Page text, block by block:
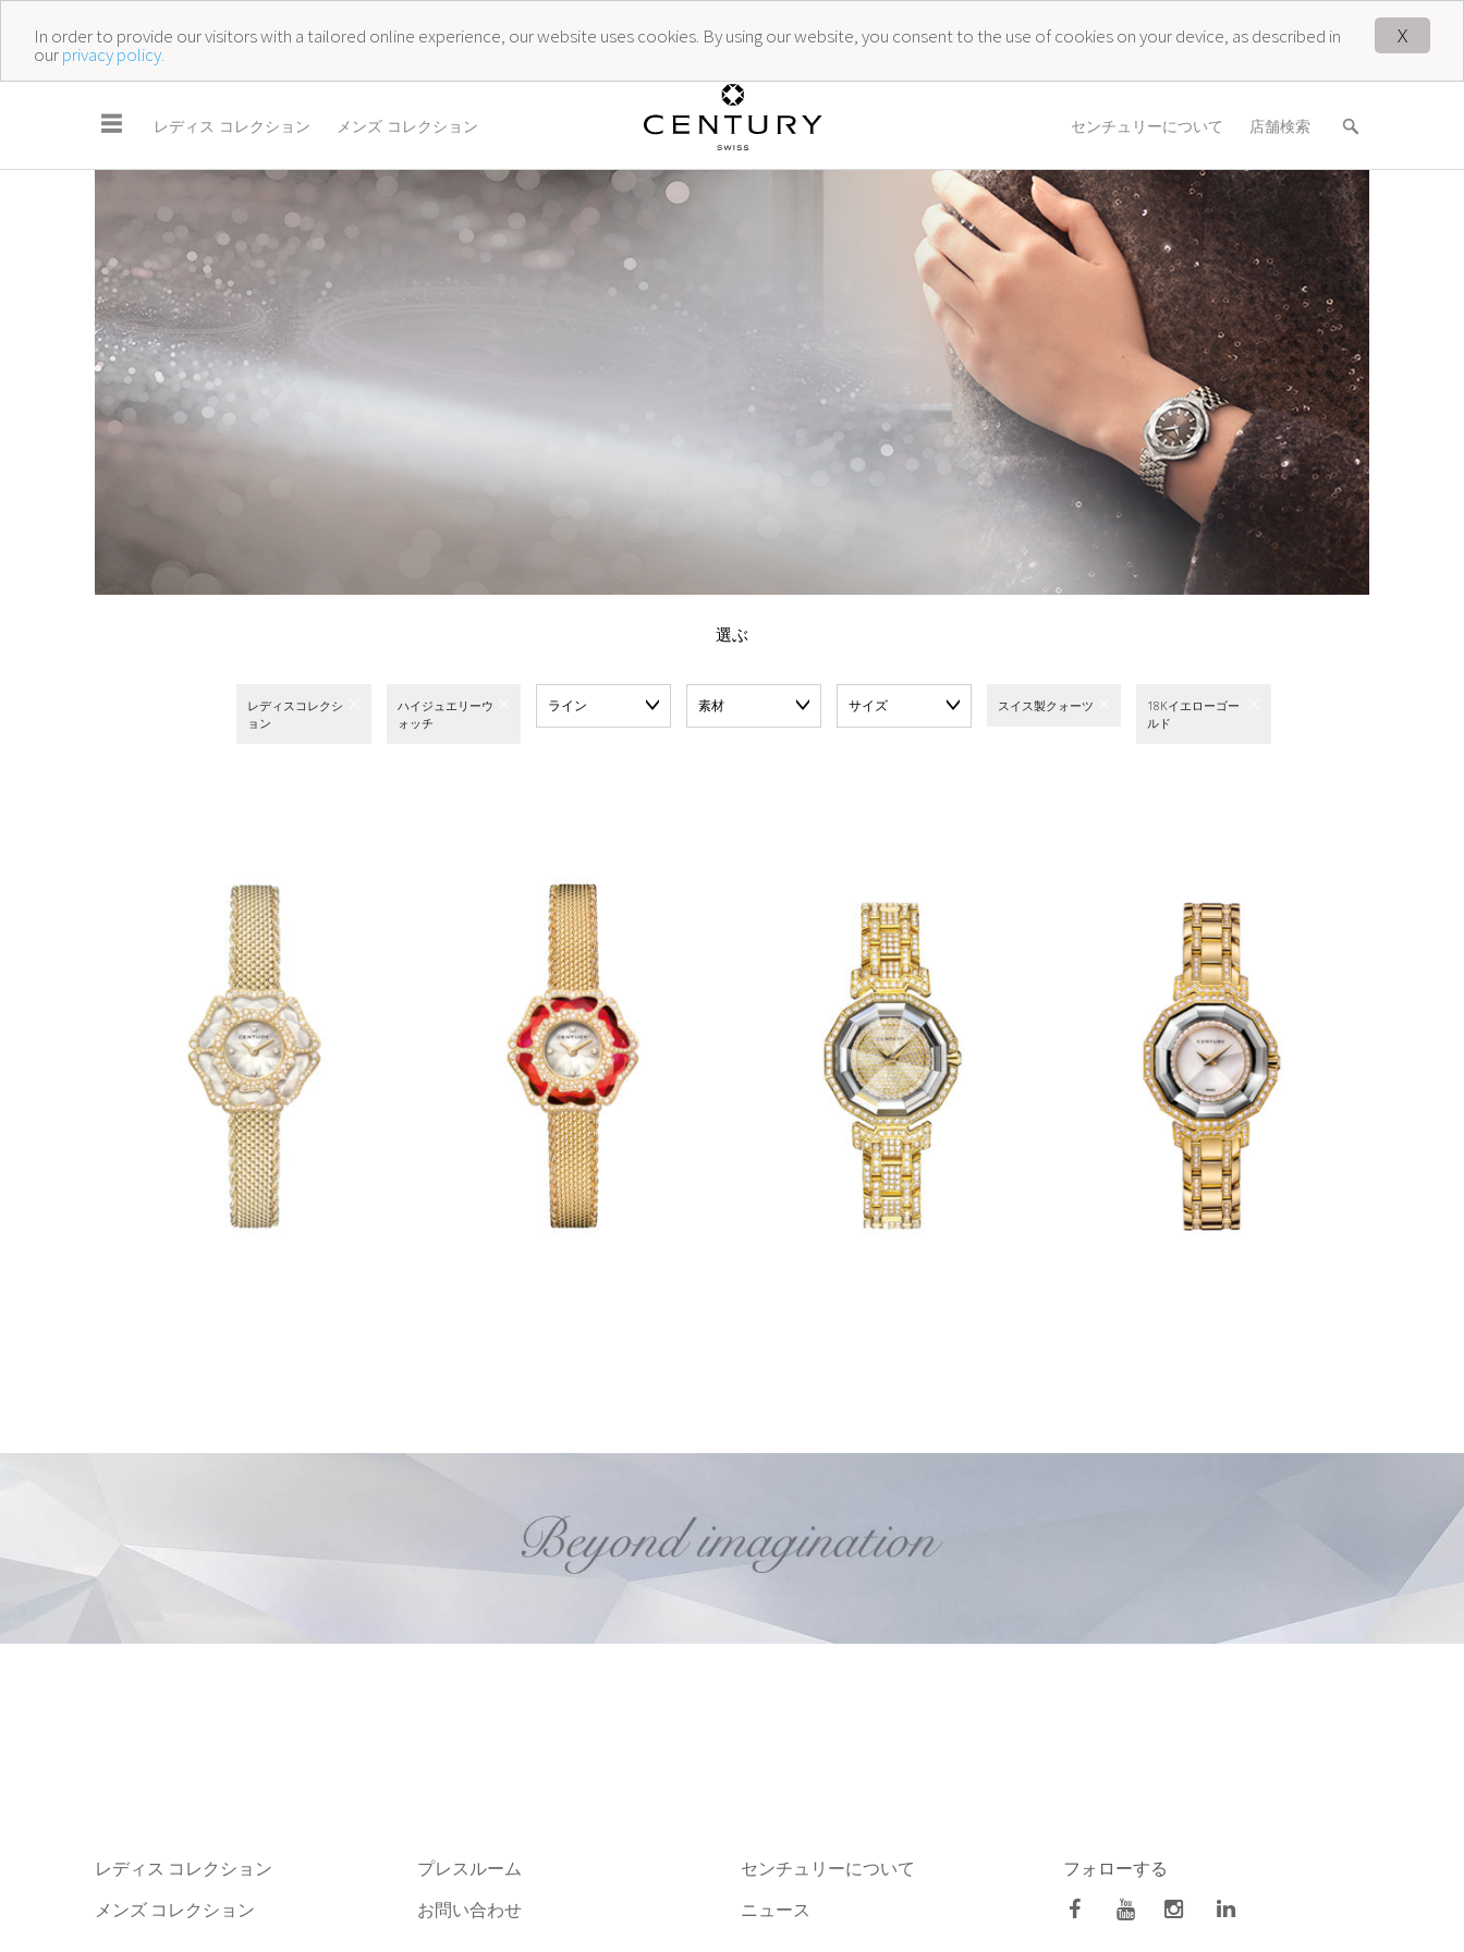
X
In order to provide our visitors with a tailored online experience, our website uses cookies. By using our website, you consent to the use of cookies on your device, as described in
ourprivacy policy.
☰ レディス コレクション メンズ コレクション センチュリーについて 店舗検索
選ぶ
レディスコレクシ
ョン
ハイジュエリーウ
ォッチ
ライン 素材 サイズ スイス製クォーツ
18Kイエローゴー
ルド
レディス コレクション
メンズ コレクション
プレスルーム
お問い合わせ
センチュリーについて
ニュース
フォローする
facebookYoutubeInstagram